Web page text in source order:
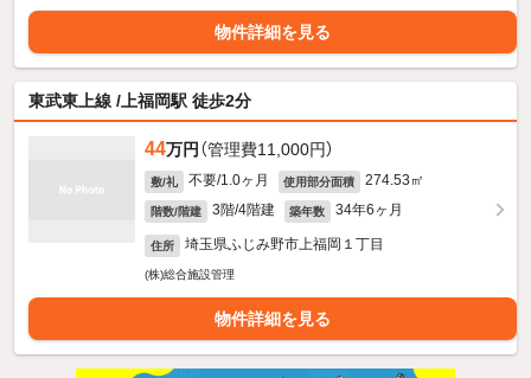
物件詳細を見る
東武東上線 /上福岡駅 徒歩2分
44万円 （管理費11,000円）
敷/礼 不要/1.0ヶ月 使用部分面積 274.53㎡
階数/階建 3階/4階建 築年数 34年6ヶ月
住所 埼玉県ふじみ野市上福岡１丁目
(株)総合施設管理
物件詳細を見る